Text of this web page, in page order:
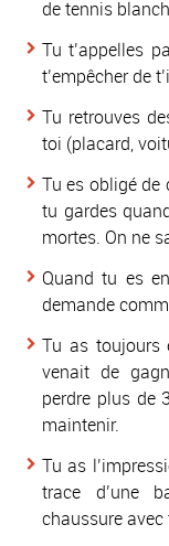
de tennis
Tu t’appelles
t’empêcher de
Tu retrouves
toi (placard,
Tu es obligé
tu gardes
mortes. On ne
Quand tu es
demande
Tu as toujours
venait de
perdre plus de
maintenir.
Tu as
trace d’une
chaussure avec